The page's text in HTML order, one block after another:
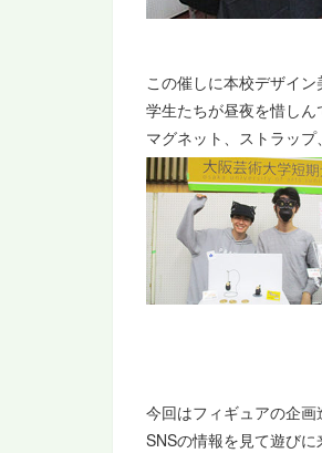
この催しに本校デザイン
学生たちが昼夜を惜しん
マグネット、ストラップ
今回はフィギュアの企画
SNSの情報を見て遊びに